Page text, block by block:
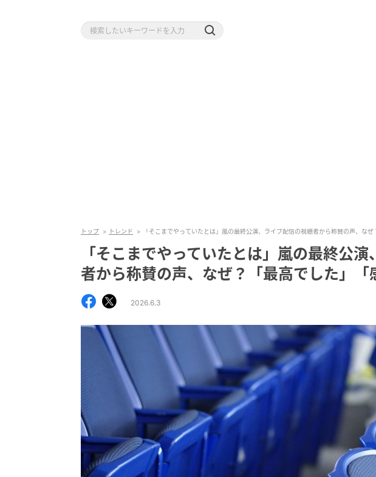
トップ トレンド 「そこまでやっていたとは」嵐の最終公演、ライブ配信の視聴者から称賛の声、なぜ
「そこまでやっていたとは」嵐の最終公
者から称賛の声、なぜ？「最高でした」「
2026.6.3